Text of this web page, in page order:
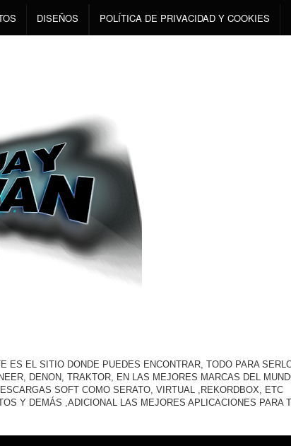
DISEÑOS POLÍTICA DE PRIVACIDAD Y COOKIES
ES EL SITIO DONDE PUEDES ENCONTRAR, TODO PARA
DENON, TRAKTOR, EN LAS MEJORES MARCAS DEL
SOFT COMO SERATO, VIRTUAL ,REKORDBOX, ETC
Y DEMÁS ,ADICIONAL LAS MEJORES APLICACIONES PARA